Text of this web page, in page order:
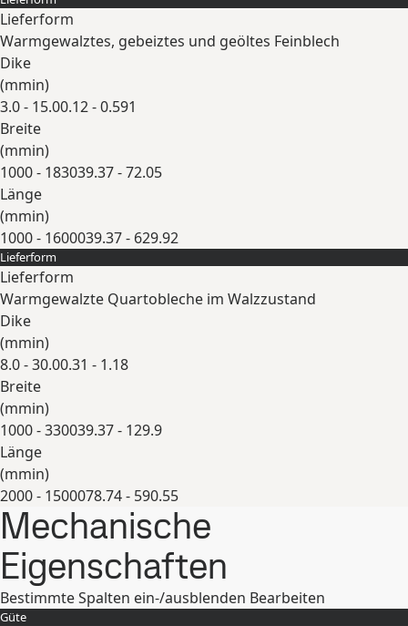
Lieferform
Warmgewalztes, gebeiztes und geöltes Feinblech
Dike
(mmin)
3.0 - 15.00.12 - 0.591
Breite
(mmin)
1000 - 183039.37 - 72.05
Länge
(mmin)
1000 - 1600039.37 - 629.92
Erweitern
Lieferform
Lieferform
Warmgewalzte Quartobleche im Walzzustand
Dike
(mmin)
8.0 - 30.00.31 - 1.18
Breite
(mmin)
1000 - 330039.37 - 129.9
Länge
(mmin)
2000 - 1500078.74 - 590.55
Erweitern
Mechanische
Eigenschaften
Bestimmte Spalten ein-/ausblenden Bearbeiten
Güte